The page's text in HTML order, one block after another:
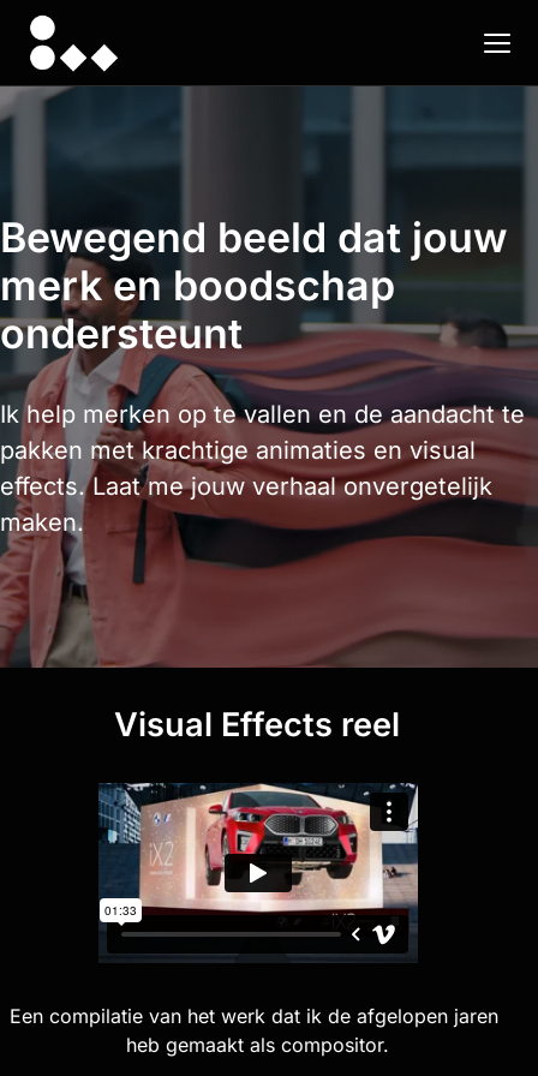
Bewegend beeld dat jouw
merk en boodschap
ondersteunt
Ik help merken op te vallen en de aandacht te
pakken met krachtige animaties en visual
effects. Laat me jouw verhaal onvergetelijk
maken.
Visual Effects reel
Een compilatie van het werk dat ik de afgelopen jaren
heb gemaakt als compositor.